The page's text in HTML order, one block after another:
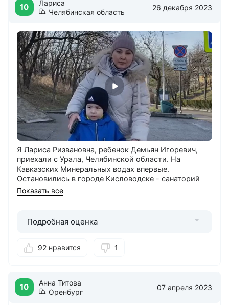
заботливости сотрудников. Город Кисловодск
действительно обладает особой атмосферой,
целебным климатом.
Ждем Вас вновь в гости, будем стараться
сохранить достигнутый уровень
обслуживания и стремиться стать лучше
каждый день!
С наилучшими пожеланиями, администрация
санатория Смена
10
Лариса
Челябинская область
26 декабря 2023
Я Лариса Ризвановна, ребенок Демьян Игоревич,
приехали с Урала, Челябинской области. На
Кавказских Минеральных водах впервые.
Остановились в городе Кисловодске - санаторий
«Смена» (детский санаторий). В свободное время
мы ездим на экскурсии, нам все очень нравится.
Показать все
Подробная оценка
92 нравится 1
10
Анна Титова
Оренбург
07 апреля 2023